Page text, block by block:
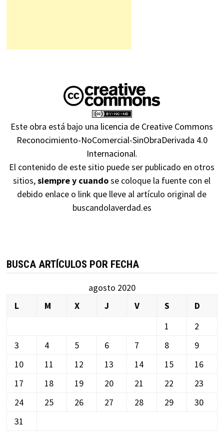
Este obra está bajo una licencia de Creative Commons
Reconocimiento-NoComercial-SinObraDerivada 4.0
Internacional.
El contenido de este sitio puede ser publicado en otros
sitios,siempre y cuandose coloque la fuente con el
debido enlace o link que lleve al artículo original de
buscandolaverdad.es
BUSCA ARTÍCULOS POR FECHA
agosto 2020
L
M X J V S
D
1
2
3
4 5 6 7 8
9
10
11 12 13 14 15
16
17
18 19 20 21 22
23
24
25 26 27 28 29
30
31